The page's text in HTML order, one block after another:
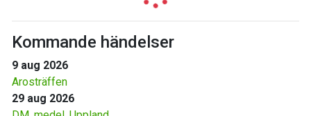
Kommande händelser
9 aug 2026
Arosträffen
29 aug 2026